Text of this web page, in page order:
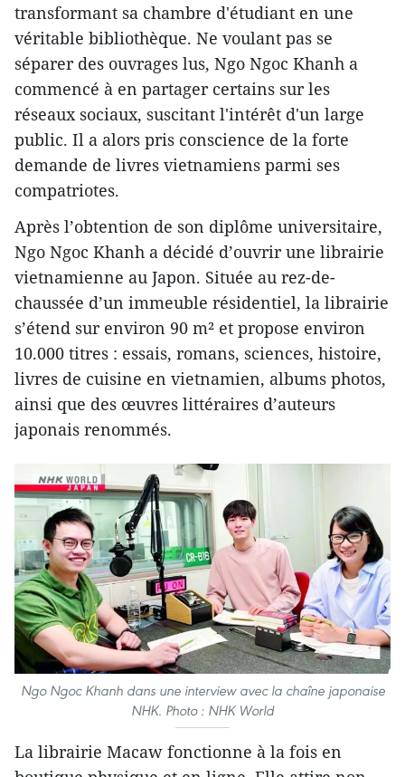
transformant sa chambre d'étudiant en une
véritable bibliothèque. Ne voulant pas se
séparer des ouvrages lus, Ngo Ngoc Khanh a
commencé à en partager certains sur les
réseaux sociaux, suscitant l'intérêt d'un large
public. Il a alors pris conscience de la forte
demande de livres vietnamiens parmi ses
compatriotes.
Après l’obtention de son diplôme universitaire,
Ngo Ngoc Khanh a décidé d’ouvrir une librairie
vietnamienne au Japon. Située au rez-de-
chaussée d’un immeuble résidentiel, la librairie
s’étend sur environ 90 m² et propose environ
10.000 titres : essais, romans, sciences, histoire,
livres de cuisine en vietnamien, albums photos,
ainsi que des œuvres littéraires d’auteurs
japonais renommés.
Ngo Ngoc Khanh dans une interview avec la chaîne japonaise
NHK. Photo : NHK World
La librairie Macaw fonctionne à la fois en